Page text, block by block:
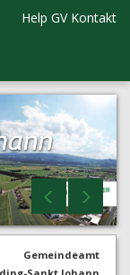
Help GV Kontakt
Gemeindeamt